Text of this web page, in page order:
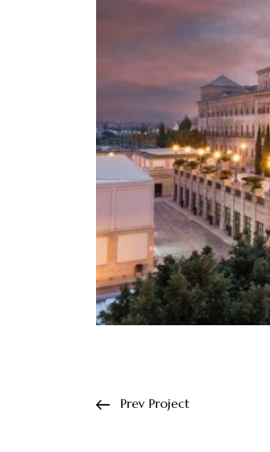
Prev Project